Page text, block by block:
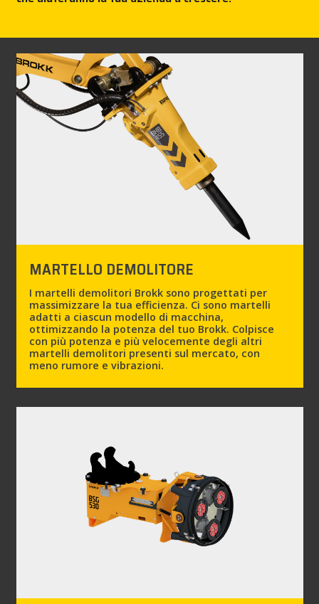
BROKK
CONTATTACI!
MY BROKK
MARTELLO DEMOLITORE
I martelli demolitori Brokk sono progettati per
massimizzare la tua efficienza. Ci sono martelli
adatti a ciascun modello di macchina,
ottimizzando la potenza del tuo Brokk. Colpisce
con più potenza e più velocemente degli altri
martelli demolitori presenti sul mercato, con
meno rumore e vibrazioni.